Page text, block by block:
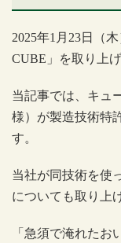
2025年1 月 23日（
CUBE 」を取り上
当記事では、キュ
様）が製造技術特
す。
当社が同技術を使
についても取り上
「急須で淹れたお